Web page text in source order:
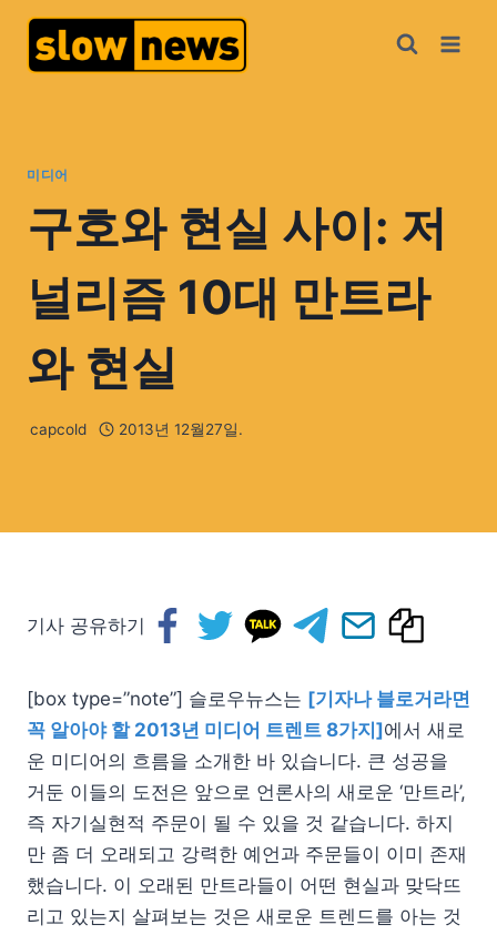
미디어
구호와 현실 사이: 저
널리즘 10대 만트라
와 현실
capcold 2013년 12월27일.
기사 공유하기
[box type=”note”] 슬로우뉴스는 [기자나 블로거라면
꼭 알아야 할 2013년 미디어 트렌트 8가지]에서 새로
운 미디어의 흐름을 소개한 바 있습니다. 큰 성공을
거둔 이들의 도전은 앞으로 언론사의 새로운 ‘만트라’,
즉 자기실현적 주문이 될 수 있을 것 같습니다. 하지
만 좀 더 오래되고 강력한 예언과 주문들이 이미 존재
했습니다. 이 오래된 만트라들이 어떤 현실과 맞닥뜨
리고 있는지 살펴보는 것은 새로운 트렌드를 아는 것